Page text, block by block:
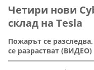
Четири нови
склад на Tesla
Пожарът се
се разрастват (ВИДЕО)